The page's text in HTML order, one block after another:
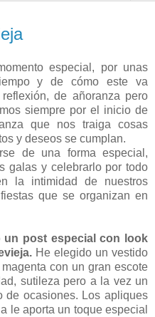
especial, por unas
y de cómo este va
de añoranza pero
siempre por el inicio de
que nos traiga cosas
y deseos se cumplan.
de una forma especial,
galas y celebrarlo por todo
la intimidad de nuestros
que se organizan en
un post especial con look
He elegido un vestido
con un gran escote
sutileza pero a la vez un
de ocasiones. Los apliques
le aporta un toque especial